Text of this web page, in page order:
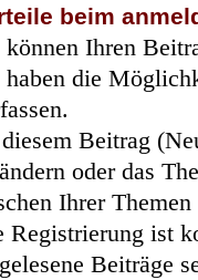
beim
können Ihren
haben die
Beitrag
oder das
Ihrer
Registrierung ist
Beiträge